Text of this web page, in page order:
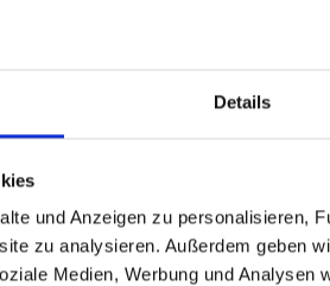
Details
und Anzeigen zu personalisieren,
zu analysieren. Außerdem geben
Medien, Werbung und Analysen
und meine Daten